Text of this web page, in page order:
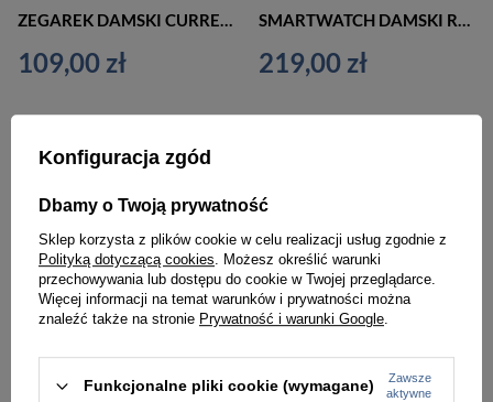
109,00 zł 219,00 zł
Konfiguracja zgód
Dbamy o Twoją prywatność
Sklep korzysta z plików cookie w celu realizacji usług zgodnie z
Polityką dotyczącą cookies. Możesz określić warunki
przechowywania lub dostępu do cookie w Twojej przeglądarce.
Więcej informacji na temat warunków i prywatności można
znaleźć także na stronie Prywatność i warunki Google.
Funkcjonalne pliki cookie (wymagane)
Zawsze
aktywne